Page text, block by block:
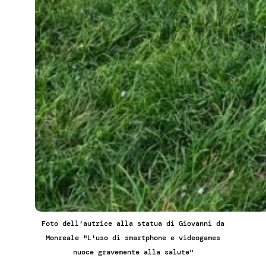
Foto dell'autrice alla statua di Giovanni da
Monreale "L'uso di smartphone e videogames
nuoce gravemente alla salute"